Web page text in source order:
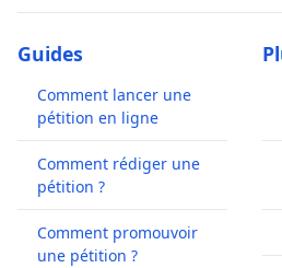
Guides
Comment lancer une
pétition en ligne
Comment rédiger une
pétition ?
Comment promouvoir
une pétition ?